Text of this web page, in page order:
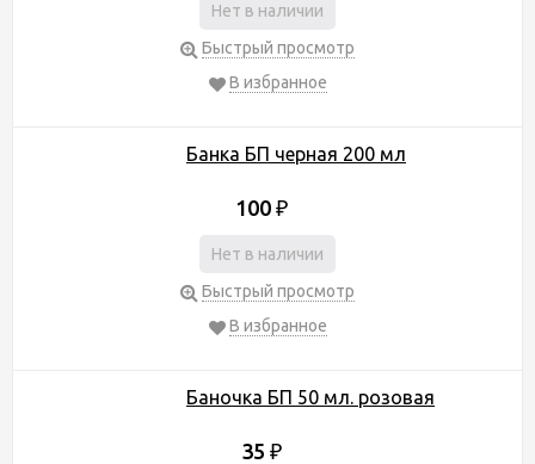
Нет в наличии
Быстрый просмотр
В избранное
Банка БП черная 200 мл
100 ₽
Нет в наличии
Быстрый просмотр
В избранное
Баночка БП 50 мл. розовая
35 ₽